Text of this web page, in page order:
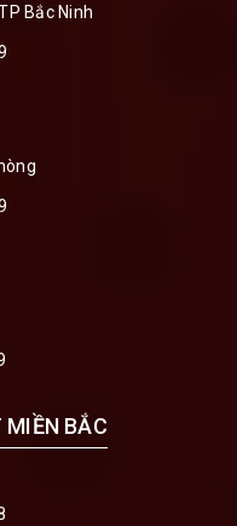
Bắc Ninh
MIỀN BẮC